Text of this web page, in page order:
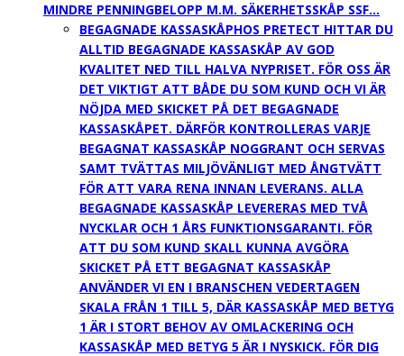
MINDRE PENNINGBELOPP M.M. SÄKERHETSSKÅP SSF…
BEGAGNADE KASSASKÅPHOS PRETECT HITTAR DU
ALLTID BEGAGNADE KASSASKÅP AV GOD
KVALITET NED TILL HALVA NYPRISET. FÖR OSS ÄR
DET VIKTIGT ATT BÅDE DU SOM KUND OCH VI ÄR
NÖJDA MED SKICKET PÅ DET BEGAGNADE
KASSASKÅPET. DÄRFÖR KONTROLLERAS VARJE
BEGAGNAT KASSASKÅP NOGGRANT OCH SERVAS
SAMT TVÄTTAS MILJÖVÄNLIGT MED ÅNGTVÄTT
FÖR ATT VARA RENA INNAN LEVERANS. ALLA
BEGAGNADE KASSASKÅP LEVERERAS MED TVÅ
NYCKLAR OCH 1 ÅRS FUNKTIONSGARANTI. FÖR
ATT DU SOM KUND SKALL KUNNA AVGÖRA
SKICKET PÅ ETT BEGAGNAT KASSASKÅP
ANVÄNDER VI EN I BRANSCHEN VEDERTAGEN
SKALA FRÅN 1 TILL 5, DÄR KASSASKÅP MED BETYG
1 ÄR I STORT BEHOV AV OMLACKERING OCH
KASSASKÅP MED BETYG 5 ÄR I NYSKICK. FÖR DIG